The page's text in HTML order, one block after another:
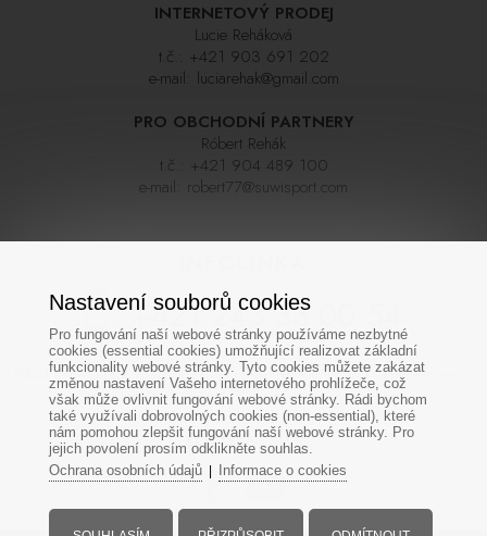
INTERNETOVÝ PRODEJ
Lucie Reháková
t.č.: +421 903 691 202
e-mail: luciarehak@gmail.com
PRO OBCHODNÍ PARTNERY
Róbert Rehák
t.č.:
+421 904 489 100
e-mail: robert77@suwisport.com
+421 243 33 00 54
Pokud se nedovoláte napoprvé zkuste zavolat později, linka bývá během sezóny
často velmi vytížená. Děkujeme za pochopení
SOCIÁLNÍ SÍTĚ
Nastavení souborů cookies
Pro fungování naší webové stránky používáme nezbytné
cookies (essential cookies) umožňující realizovat základní
funkcionality webové stránky. Tyto cookies můžete zakázat
změnou nastavení Vašeho internetového prohlížeče, což
však může ovlivnit fungování webové stránky. Rádi bychom
také využívali dobrovolných cookies (non-essential), které
nám pomohou zlepšit fungování naší webové stránky. Pro
jejich povolení prosím odklikněte souhlas.
Ochrana osobních údajů| Informace o cookies